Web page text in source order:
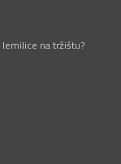
na tržištu?